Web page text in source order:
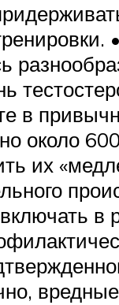
около
их
в